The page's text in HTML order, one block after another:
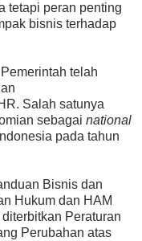
tetapi peran penting
bisnis terhadap
telah
Salah satunya
sebagai national
pada tahun
Bisnis dan
Hukum dan HAM
Peraturan
Perubahan atas